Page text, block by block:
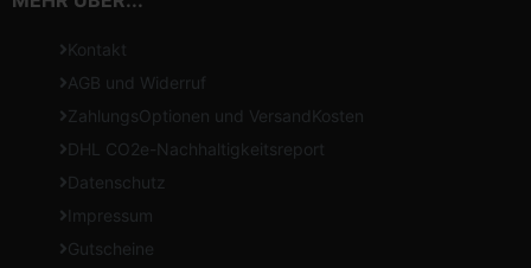
Kontakt
AGB und Widerruf
ZahlungsOptionen und VersandKosten
DHL CO2e-Nachhaltigkeitsreport
Datenschutz
Impressum
Gutscheine